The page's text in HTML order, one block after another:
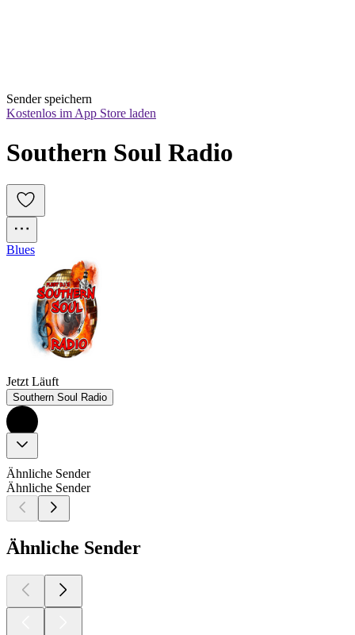
Sender speichern
Kostenlos im App Store laden
Southern Soul Radio
Blues
Jetzt Läuft
Southern Soul Radio
Ähnliche Sender
Ähnliche Sender
Ähnliche Sender